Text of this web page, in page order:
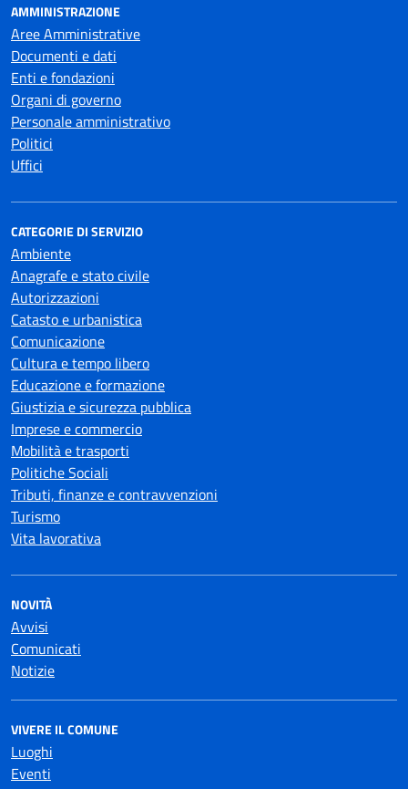
AMMINISTRAZIONE
Aree Amministrative
Documenti e dati
Enti e fondazioni
Organi di governo
Personale amministrativo
Politici
Uffici
CATEGORIE DI SERVIZIO
Ambiente
Anagrafe e stato civile
Autorizzazioni
Catasto e urbanistica
Comunicazione
Cultura e tempo libero
Educazione e formazione
Giustizia e sicurezza pubblica
Imprese e commercio
Mobilità e trasporti
Politiche Sociali
Tributi, finanze e contravvenzioni
Turismo
Vita lavorativa
NOVITÀ
Avvisi
Comunicati
Notizie
VIVERE IL COMUNE
Luoghi
Eventi